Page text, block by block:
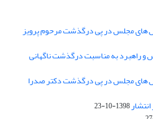
های مجلس در پی درگذشت مرحوم پرویز
و راهبرد به مناسبت درگذشت ناگهانی
های مجلس در پی درگذشت دکتر صدرا
1398-10-23